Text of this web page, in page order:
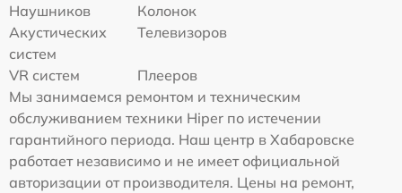
Наушников
Колонок
Акустических
систем
Телевизоров
VR систем
Плееров
Мы занимаемся ремонтом и техническим
обслуживанием техники Hiper по истечении
гарантийного периода. Наш центр в Хабаровске
работает независимо и не имеет официальной
авторизации от производителя. Цены на ремонт,